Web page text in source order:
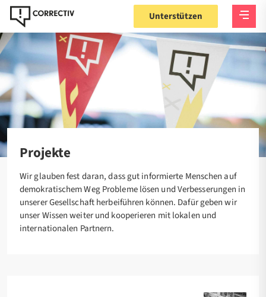
Unterstützen
Startseite Projekte
Projekte
Wir glauben fest daran, dass gut informierte Menschen auf
demokratischem Weg Probleme lösen und Verbesserungen in
unserer Gesellschaft herbeiführen können. Dafür geben wir
unser Wissen weiter und kooperieren mit lokalen und
internationalen Partnern.